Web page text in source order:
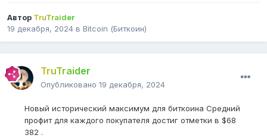
Автор TruTraider
19 декабря, 2024 в Bitcoin (Биткоин)
TruTraider
Опубликовано 19 декабря, 2024
Новый исторический максимум для биткоина Средний
профит для каждого покупателя достиг отметки в $68
382 .